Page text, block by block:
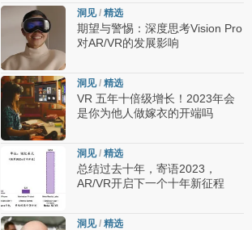
洞见/ 精选
期望与警惕：深度思考Vision Pro
对AR/VR的发展影响
洞见/ 精选
VR 五年十倍级增长！2023年会
是你为他人做嫁衣的开端吗
洞见/ 精选
总结过去十年，寄语2023，
AR/VR开启下一个十年新征程
洞见/ 精选